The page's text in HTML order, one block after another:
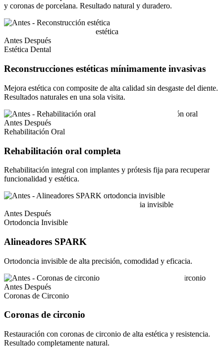
y coronas de porcelana. Resultado natural y duradero.
Antes Después
Estética Dental
Reconstrucciones estéticas mínimamente invasivas
Mejora estética con composite de alta calidad sin desgaste del diente.
Resultados naturales en una sola visita.
Antes Después
Rehabilitación Oral
Rehabilitación oral completa
Rehabilitación integral con implantes y prótesis fija para recuperar
funcionalidad y estética.
Antes Después
Ortodoncia Invisible
Alineadores SPARK
Ortodoncia invisible de alta precisión, comodidad y eficacia.
Antes Después
Coronas de Circonio
Coronas de circonio
Restauración con coronas de circonio de alta estética y resistencia.
Resultado completamente natural.